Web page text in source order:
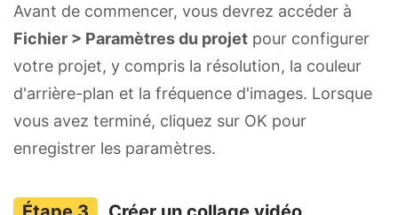
Avant de commencer, vous devrez accéder à
Fichier > Paramètres du projet pour configurer
votre projet, y compris la résolution, la couleur
d'arrière-plan et la fréquence d'images. Lorsque
vous avez terminé, cliquez sur OK pour
enregistrer les paramètres.